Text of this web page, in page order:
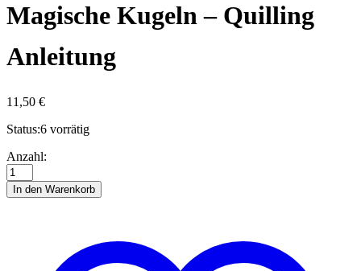
Magische Kugeln – Quilling
Anleitung
11,50 €
Status:6 vorrätig
Magische
Kugeln
-
Quilling
Anzahl:
In den Warenkorb